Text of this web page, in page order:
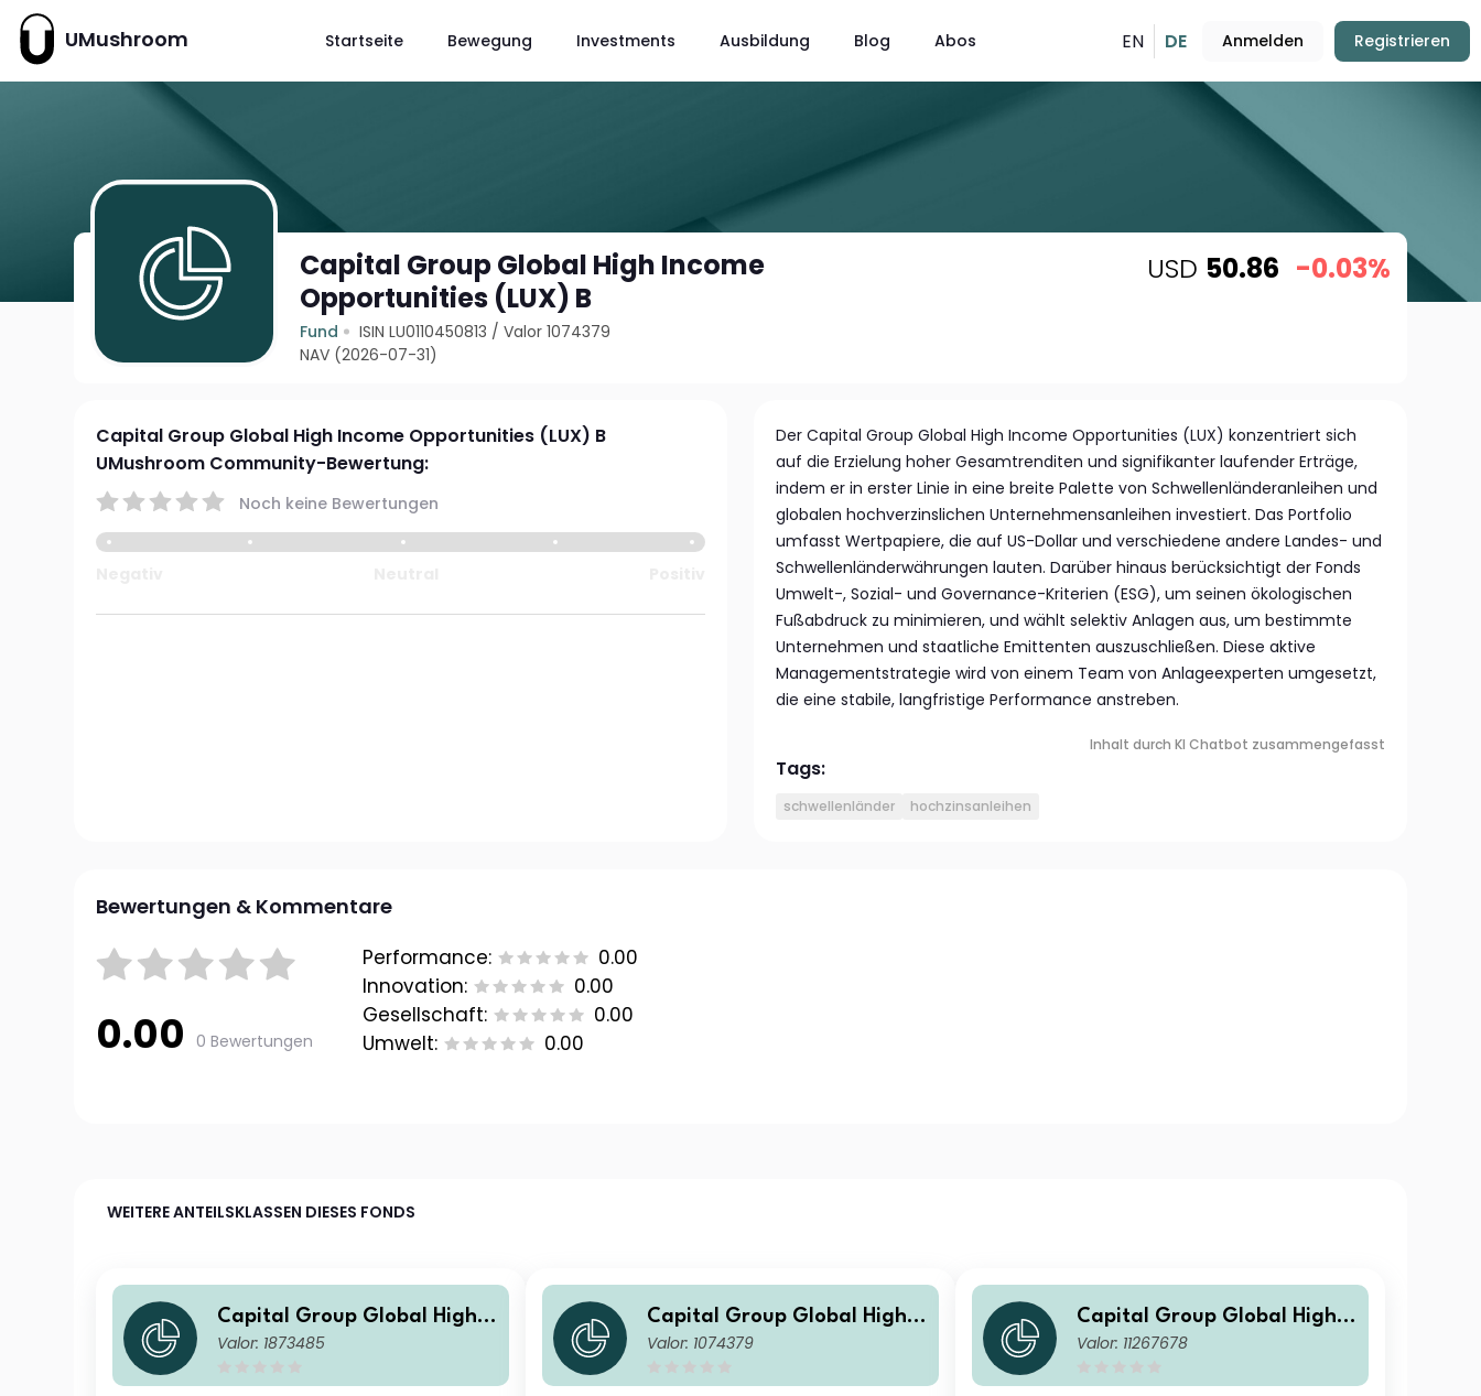
UMushroom Startseite Bewegung Investments Ausbildung Blog Abos EN DE Anmelden Registrieren
Capital Group Global High Income
Opportunities (LUX) B
Fund ISIN LU0110450813 /Valor 1074379
NAV (2026-07-31)
USD 50.86 -0.03%
Capital Group Global High Income Opportunities (LUX) B
UMushroom Community-Bewertung:
Noch keine Bewertungen
Der Capital Group Global High Income Opportunities (LUX) konzentriert sich
auf die Erzielung hoher Gesamtrenditen und signifikanter laufender Erträge,
indem er in erster Linie in eine breite Palette von Schwellenländeranleihen und
globalen hochverzinslichen Unternehmensanleihen investiert. Das Portfolio
umfasst Wertpapiere, die auf US-Dollar und verschiedene andere Landes- und
Schwellenländerwährungen lauten. Darüber hinaus berücksichtigt der Fonds
Umwelt-, Sozial- und Governance-Kriterien (ESG), um seinen ökologischen
Fußabdruck zu minimieren, und wählt selektiv Anlagen aus, um bestimmte
Unternehmen und staatliche Emittenten auszuschließen. Diese aktive
Managementstrategie wird von einem Team von Anlageexperten umgesetzt,
die eine stabile, langfristige Performance anstreben.
Inhalt durch KI Chatbot zusammengefasst
Tags:
schwellenländer hochzinsanleihen
Bewertungen & Kommentare
0.00 0 Bewertungen
Performance:
0.00
Innovation:
0.00
Gesellschaft:
0.00
Umwelt:
0.00
WEITERE ANTEILSKLASSEN DIESES FONDS
Capital Group Global High I
ncome Opportunities (LUX)
Valor: 1873485
Capital Group Global High I
ncome Opportunities (LUX)
Valor: 1074379
Capital Group Global High I
ncome Opportunities (LUX)
Valor: 11267678